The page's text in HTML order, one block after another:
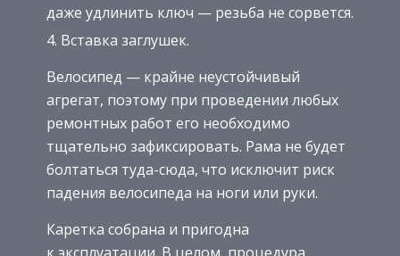
даже удлинить ключ — резьба не сорвется.
Вставка заглушек.
Велосипед — крайне неустойчивый
агрегат, поэтому при проведении любых
ремонтных работ его необходимо
тщательно зафиксировать. Рама не будет
болтаться туда-сюда, что исключит риск
падения велосипеда на ноги или руки.
Каретка собрана и пригодна
к эксплуатации. В целом, процедура